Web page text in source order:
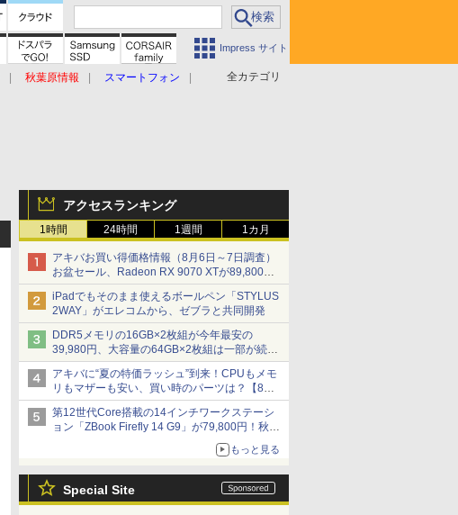
Impress サイト
全カテゴリ
秋葉原情報
スマートフォン
アクセスランキング
1時間 24時間 1週間 1カ月
アキバお買い得価格情報（8月6日～7日調査）
お盆セール、Radeon RX 9070 XTが89,800
円、水平周波数24.8kHz対応の17型モニターが
9,801円、暑さ指数連動セール ほか
iPadでもそのまま使えるボールペン「STYLUS
2WAY」がエレコムから、ゼブラと共同開発
DDR5メモリの16GB×2枚組が今年最安の
39,980円、大容量の64GB×2枚組は一部が続騰
[8月前半のメモリ価格]
アキバに“夏の特価ラッシュ”到来！CPUもメモ
リもマザーも安い、買い時のパーツは？【8月7
日(金)22時配信】
第12世代Core搭載の14インチワークステーシ
ョン「ZBook Firefly 14 G9」が79,800円！秋葉
もっと見る
Special Site